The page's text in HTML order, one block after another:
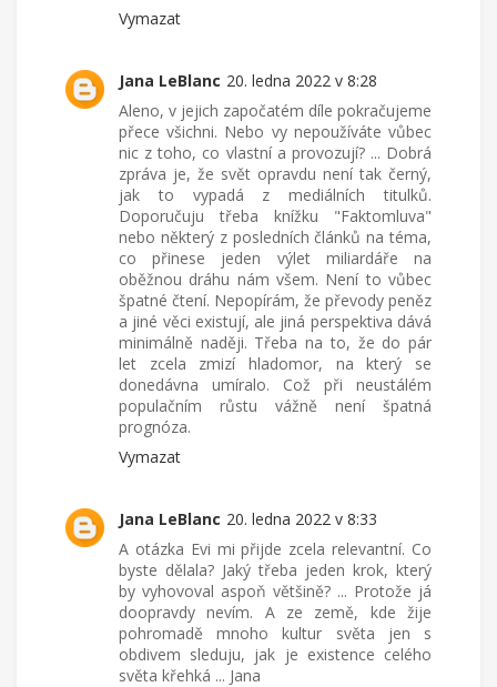
Vymazat
Jana LeBlanc 20. ledna 2022 v 8:28
Aleno, v jejich započatém díle pokračujeme
přece všichni. Nebo vy nepoužíváte vůbec
nic z toho, co vlastní a provozují? ... Dobrá
zpráva je, že svět opravdu není tak černý,
jak to vypadá z mediálních titulků.
Doporučuju třeba knížku "Faktomluva"
nebo některý z posledních článků na téma,
co přinese jeden výlet miliardáře na
oběžnou dráhu nám všem. Není to vůbec
špatné čtení. Nepopírám, že převody peněz
a jiné věci existují, ale jiná perspektiva dává
minimálně naději. Třeba na to, že do pár
let zcela zmizí hladomor, na který se
donedávna umíralo. Což při neustálém
populačním růstu vážně není špatná
prognóza.
Vymazat
Jana LeBlanc 20. ledna 2022 v 8:33
A otázka Evi mi přijde zcela relevantní. Co
byste dělala? Jaký třeba jeden krok, který
by vyhovoval aspoň většině? ... Protože já
doopravdy nevím. A ze země, kde žije
pohromadě mnoho kultur světa jen s
obdivem sleduju, jak je existence celého
světa křehká ... Jana